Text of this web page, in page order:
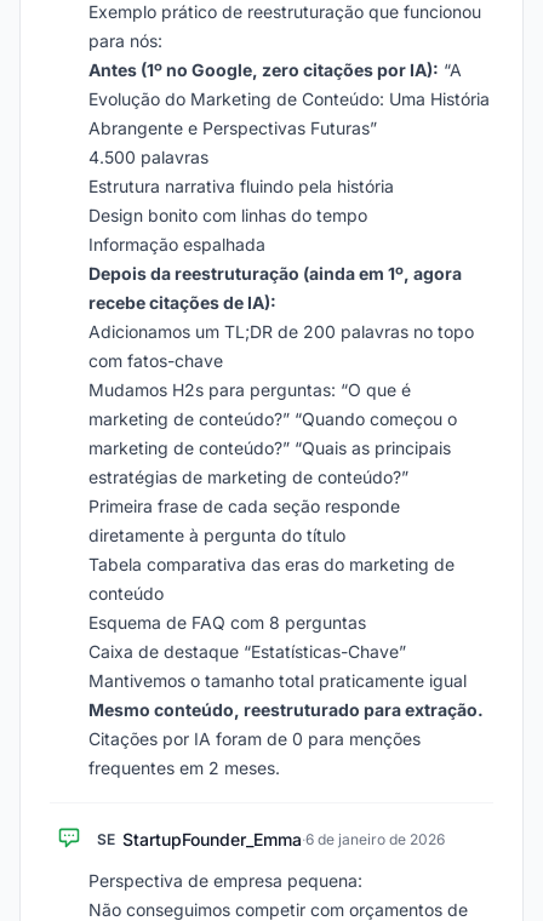
Exemplo prático de reestruturação que funcionou
para nós:
Antes (1º no Google, zero citações por IA): “A
Evolução do Marketing de Conteúdo: Uma História
Abrangente e Perspectivas Futuras”
4.500 palavras
Estrutura narrativa fluindo pela história
Design bonito com linhas do tempo
Informação espalhada
Depois da reestruturação (ainda em 1º, agora
recebe citações de IA):
Adicionamos um TL;DR de 200 palavras no topo
com fatos-chave
Mudamos H2s para perguntas: “O que é
marketing de conteúdo?” “Quando começou o
marketing de conteúdo?” “Quais as principais
estratégias de marketing de conteúdo?”
Primeira frase de cada seção responde
diretamente à pergunta do título
Tabela comparativa das eras do marketing de
conteúdo
Esquema de FAQ com 8 perguntas
Caixa de destaque “Estatísticas-Chave”
Mantivemos o tamanho total praticamente igual
Mesmo conteúdo, reestruturado para extração.
Citações por IA foram de 0 para menções
frequentes em 2 meses.
SE StartupFounder_Emma·6 de janeiro de 2026
Perspectiva de empresa pequena:
Não conseguimos competir com orçamentos de